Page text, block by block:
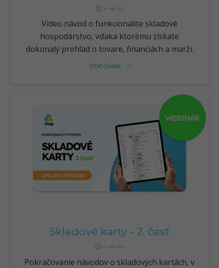
query_builder 28. mája 2026
Video návod o funkcionalite skladové
hospodárstvo, vďaka ktorému získate
dokonalý prehľad o tovare, financiách a marži.
arrow_right_alt
ČÍTAŤ ČLÁNOK
Skladové karty - 2. časť
query_builder 21. apríla 2026
Pokračovanie návodov o skladových kartách, v